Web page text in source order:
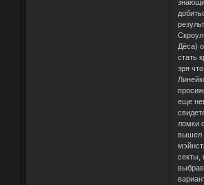
Дёса)
стать
зря
еще
ломки
вышел
секты,